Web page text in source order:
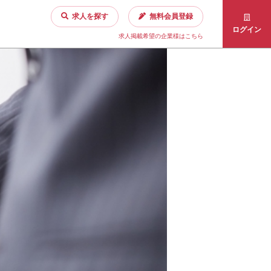
求人を探す 無料会員登録
求人掲載希望の企業様はこちら
ログイン